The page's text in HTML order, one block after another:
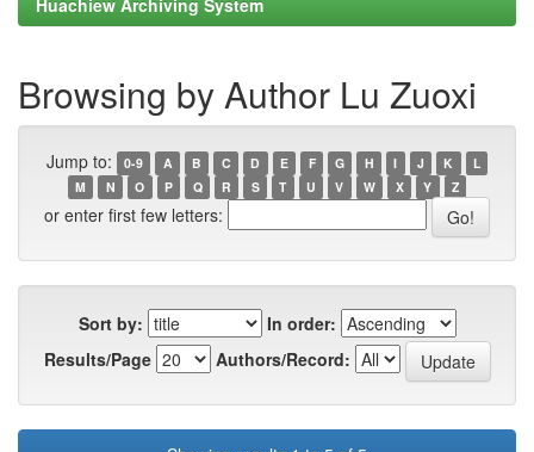
Huachiew Archiving System
Browsing by Author Lu Zuoxi
Jump to: 0-9 A B C D E F G H I J K
L
M
N O P Q R S T U V W X Y Z
or enter first few letters:
Sort by:
In order:
Results/Page
Authors/Record: